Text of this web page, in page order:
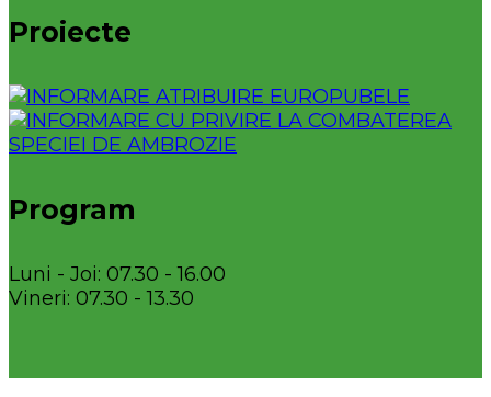
Proiecte
Program
Luni - Joi: 07.30 - 16.00
Vineri: 07.30 - 13.30